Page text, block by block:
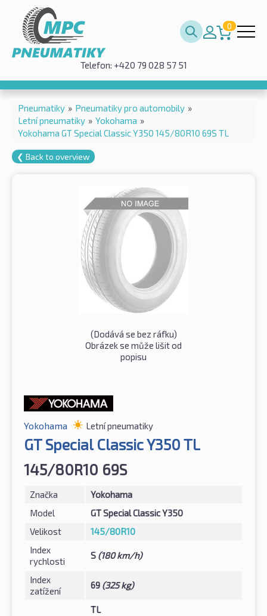
0
Telefon: +420 79 028 57 51
Pneumatiky » Pneumatiky pro automobily »
Letní pneumatiky » Yokohama »
Yokohama GT Special Classic Y350 145/80R10 69S TL
❮ Back to overview
(Dodává se bez ráfku)
Obrázek se může lišit od
popisu
Yokohama Letní pneumatiky
GT Special Classic Y350 TL
145/80R10 69S
Značka
Yokohama
Model
GT Special Classic Y350
Velikost
145/80R10
Index
rychlosti
S (180 km/h)
Index
zatížení
69 (325 kg)
TL